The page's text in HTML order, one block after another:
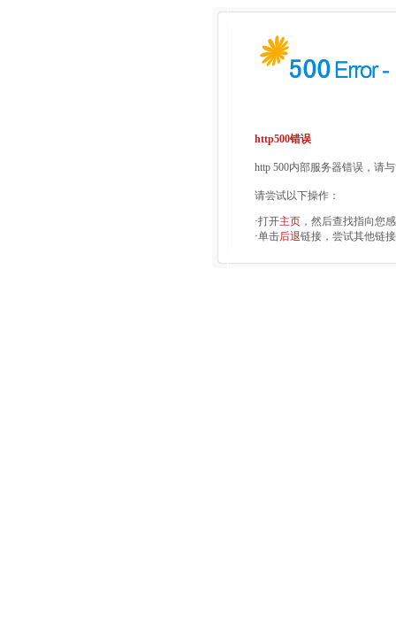
http500错误
http 500内部服务器错误，请
请尝试以下操作：
·打开主页 ，然后查找指向您
·单击后退链接，尝试其他链